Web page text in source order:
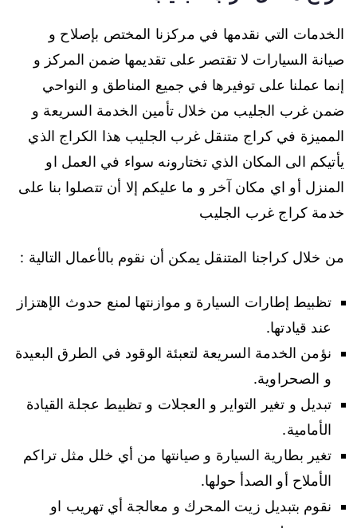
الخدمات التي نقدمها في مركزنا المختص بإصلاح و
صيانة السيارات لا تقتصر على تقديمها ضمن المركز و
إنما عملنا على توفيرها في جميع المناطق و النواحي
ضمن غرب الجليب من خلال تأمين الخدمة السريعة و
المميزة في كراج متنقل غرب الجليب هذا الكراج الذي
يأتيكم الى المكان الذي تختارونه سواء في العمل او
المنزل أو اي مكان آخر و ما عليكم إلا أن تتصلوا بنا على
خدمة كراج غرب الجليب
من خلال كراجنا المتنقل يمكن أن نقوم بالأعمال التالية :
تظبيط إطارات السيارة و موازنتها لمنع حدوث الإهتزاز
عند قيادتها.
نؤمن الخدمة السريعة لتعبئة الوقود في الطرق البعيدة
و الصحراوية.
تبديل و تغير التواير و العجلات و تظبيط عجلة القيادة
الأمامية.
تغير بطارية السيارة و صيانتها من أي خلل مثل تراكم
الأملاح أو الصدأ حولها.
نقوم بتبديل زيت المحرك و معالجة أي تهريب او